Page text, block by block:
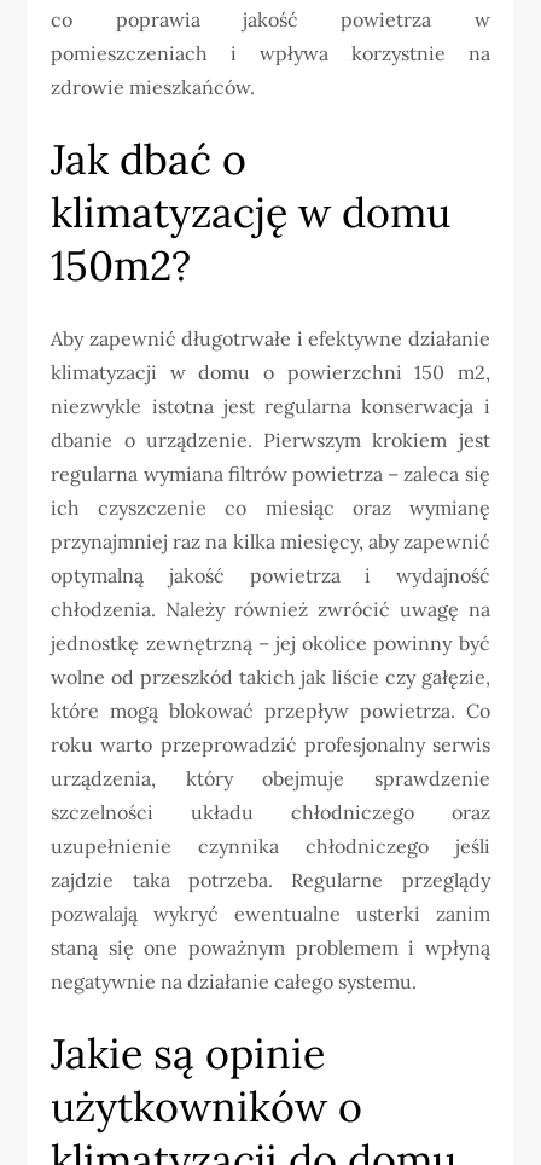
co poprawia jakość powietrza w
pomieszczeniach i wpływa korzystnie na
zdrowie mieszkańców.
Jak dbać o
klimatyzację w domu
150m2?
Aby zapewnić długotrwałe i efektywne działanie
klimatyzacji w domu o powierzchni 150 m2,
niezwykle istotna jest regularna konserwacja i
dbanie o urządzenie. Pierwszym krokiem jest
regularna wymiana filtrów powietrza – zaleca się
ich czyszczenie co miesiąc oraz wymianę
przynajmniej raz na kilka miesięcy, aby zapewnić
optymalną jakość powietrza i wydajność
chłodzenia. Należy również zwrócić uwagę na
jednostkę zewnętrzną – jej okolice powinny być
wolne od przeszkód takich jak liście czy gałęzie,
które mogą blokować przepływ powietrza. Co
roku warto przeprowadzić profesjonalny serwis
urządzenia, który obejmuje sprawdzenie
szczelności układu chłodniczego oraz
uzupełnienie czynnika chłodniczego jeśli
zajdzie taka potrzeba. Regularne przeglądy
pozwalają wykryć ewentualne usterki zanim
staną się one poważnym problemem i wpłyną
negatywnie na działanie całego systemu.
Jakie są opinie
użytkowników o